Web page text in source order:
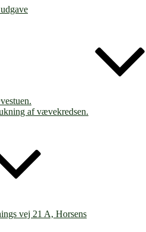
af vævekredsen.
vej 21 A, Horsens